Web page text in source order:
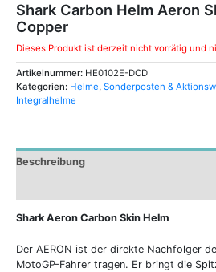
Shark Carbon Helm Aeron
Copper
Dieses Produkt ist derzeit nicht vorrätig und
Artikelnummer: HE0102E-DCD
Kategorien: Helme, Sonderposten &
Integralhelme
Beschreibung
Shark Aeron Carbon Skin Helm
Der AERON ist der direkte Nachfolger
MotoGP-Fahrer tragen. Er bringt die